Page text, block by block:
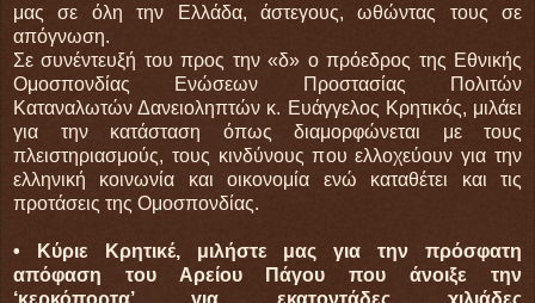
μας σε όλη την Ελλάδα, άστεγους, ωθώντας τους σε
απόγνωση.
Σε συνέντευξή του προς την «δ» ο πρόεδρος της Εθνικής
Ομοσπονδίας Ενώσεων Προστασίας Πολιτών
Καταναλωτών Δανειοληπτών κ. Ευάγγελος Κρητικός, μιλάει
για την κατάσταση όπως διαμορφώνεται με τους
πλειστηριασμούς, τους κινδύνους που ελλοχεύουν για την
ελληνική κοινωνία και οικονομία ενώ καταθέτει και τις
προτάσεις της Ομοσπονδίας.
• Κύριε Κρητικέ, μιλήστε μας για την πρόσφατη
απόφαση του Αρείου Πάγου που άνοιξε την
‘κερκόπορτα’ για εκατοντάδες χιλιάδες